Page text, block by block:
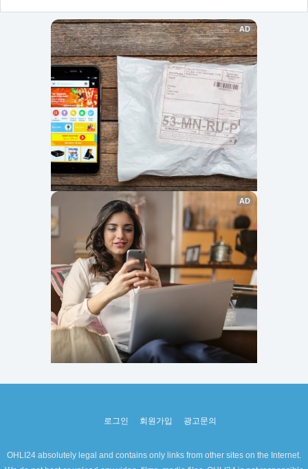
로그인 회원가입 광고문의
OHLI24 absolutely legal and contains only links from other sites on the Internet.